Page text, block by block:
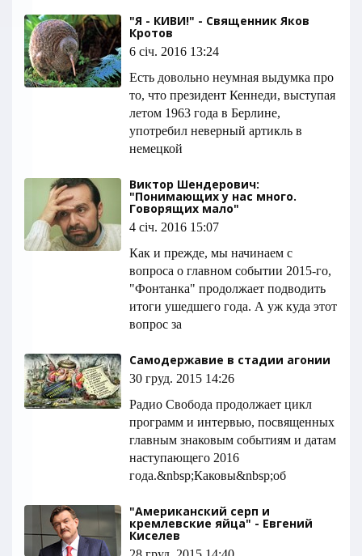
"Я - КИВИ!" - Священник Яков
Кротов
6 січ. 2016 13:24
Есть довольно неумная выдумка про
то, что президент Кеннеди, выступая
летом 1963 года в Берлине,
употребил неверный артикль в
немецкой
Виктор Шендерович:
"Понимающих у нас много.
Говорящих мало"
4 січ. 2016 15:07
Как и прежде, мы начинаем с
вопроса о главном событии 2015-го,
"Фонтанка" продолжает подводить
итоги ушедшего года. А уж куда этот
вопрос за
Cамодержавие в стадии агонии
30 груд. 2015 14:26
Радио Свобода продолжает цикл
программ и интервью, посвященных
главным знаковым событиям и датам
наступающего 2016
года.&nbsp;Каковы&nbsp;об
"Американский серп и
кремлевские яйца" - Евгений
Киселев